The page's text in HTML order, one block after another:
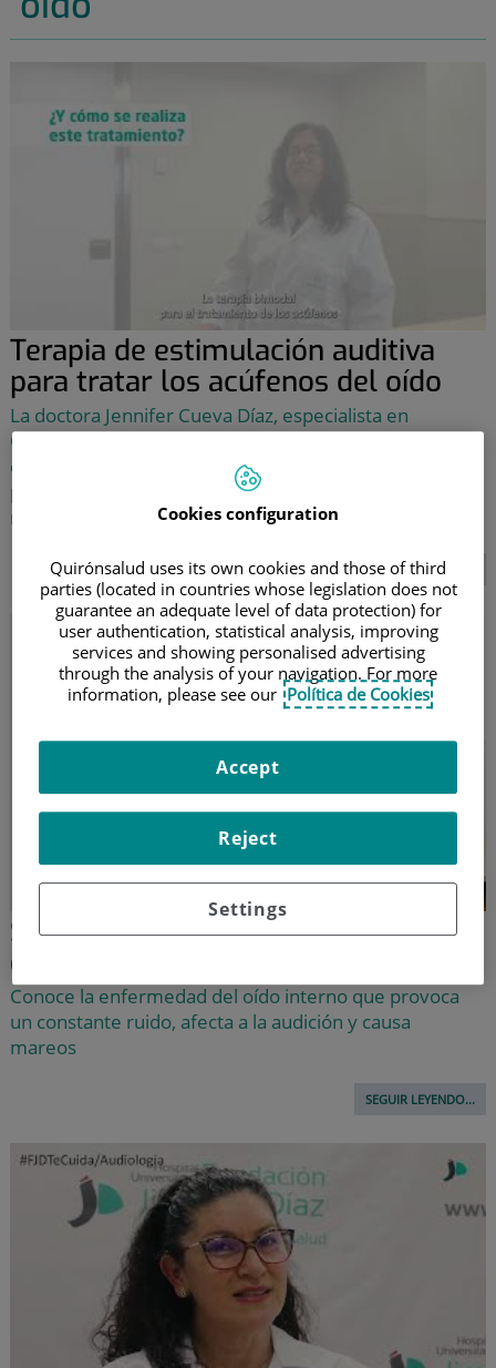
Terapia de estimulación auditiva
para tratar los acúfenos del oído
La doctora Jennifer Cueva Díaz, especialista en
Otorrinolaringología del Hospital Quirónsalud Bizkaia,
explica el tratamiento de neuromodulación bimodal
para los acúfenos del oído y aliviar esa sensación de
ruido constante
SEGUIR LEYENDO...
Síndrome de Ménière: zumbidos en
el oído, sordera y vértigo
Conoce la enfermedad del oído interno que provoca
un constante ruido, afecta a la audición y causa
mareos
SEGUIR LEYENDO...
Cookies configuration
Quirónsalud uses its own cookies and those of third
parties (located in countries whose legislation does not
guarantee an adequate level of data protection) for
user authentication, statistical analysis, improving
services and showing personalised advertising
through the analysis of your navigation. For more
information, please see our Política de Cookies
Settings
Reject
Accept